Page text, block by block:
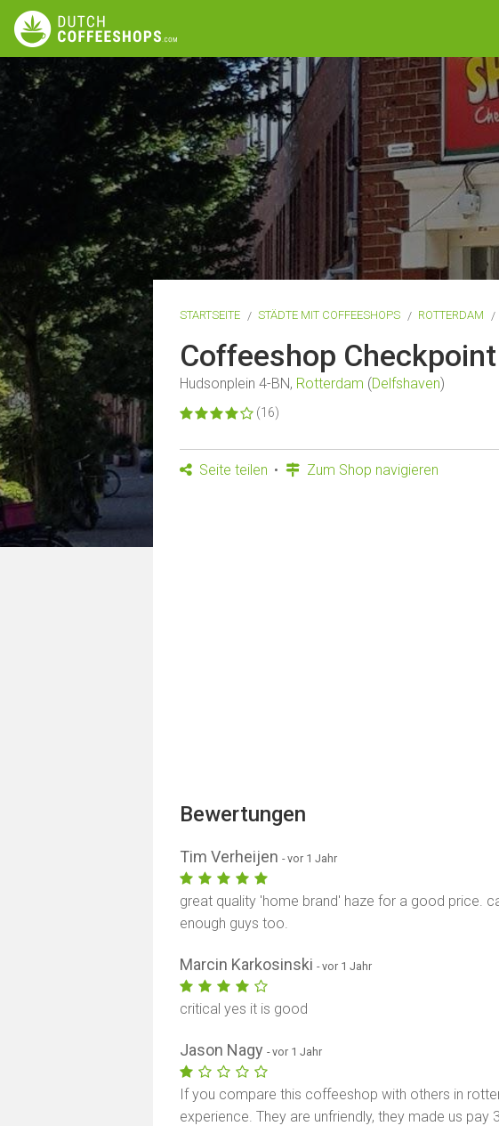
STARTSEITE STÄDTE MIT COFFEESHOPS ROTTERDAM
Coffeeshop Checkpoint
Hudsonplein 4-BN, Rotterdam (Delfshaven)
(16)
Seite teilen Zum Shop navigieren
Bewertungen
Tim Verheijen- vor 1 Jahr
great quality 'home brand' haze for a good price.
enough guys too.
Marcin Karkosinski- vor 1 Jahr
critical yes it is good
Jason Nagy- vor 1 Jahr
If you compare this coffeeshop with others in
experience. They are unfriendly, they made us pay